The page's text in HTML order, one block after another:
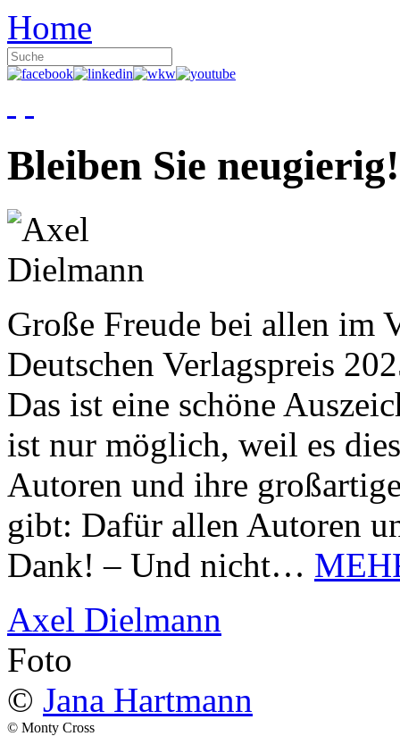
Home
Bleiben Sie neugierig!
Große Freude bei allen im
Deutschen Verlagspreis
Das ist eine schöne
ist nur möglich, weil es
Autoren und ihre
gibt: Dafür allen Autoren
Dank! – Und nicht…
Axel Dielmann
Foto
© Jana Hartmann
© Monty Cross